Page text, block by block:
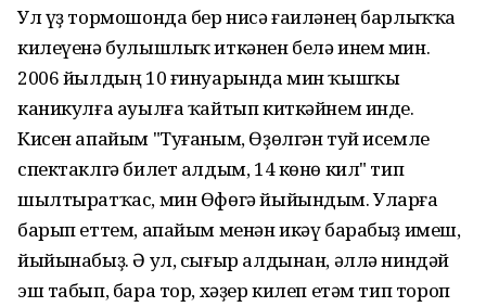
Ул үҙ тормошонда бер нисә ғаиләнең барлыҡҡа
килеүенә булышлыҡ иткәнен белә инем мин.
2006 йылдың 10 ғинуарында мин ҡышҡы
каникулға ауылға ҡайтып киткәйнем инде.
Кисен апайым "Туғаным, Өҙөлгән туй исемле
спектаклгә билет алдым, 14 көнө кил" тип
шылтыратҡас, мин Өфөгә йыйындым. Уларға
барып еттем, апайым менән икәү барабыҙ имеш,
йыйынабыҙ. Ә ул, сығыр алдынан, әллә ниндәй
эш табып, бара тор, хәҙер килеп етәм тип тороп